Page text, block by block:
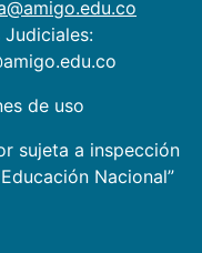
de uso
sujeta a inspección
Nacional”